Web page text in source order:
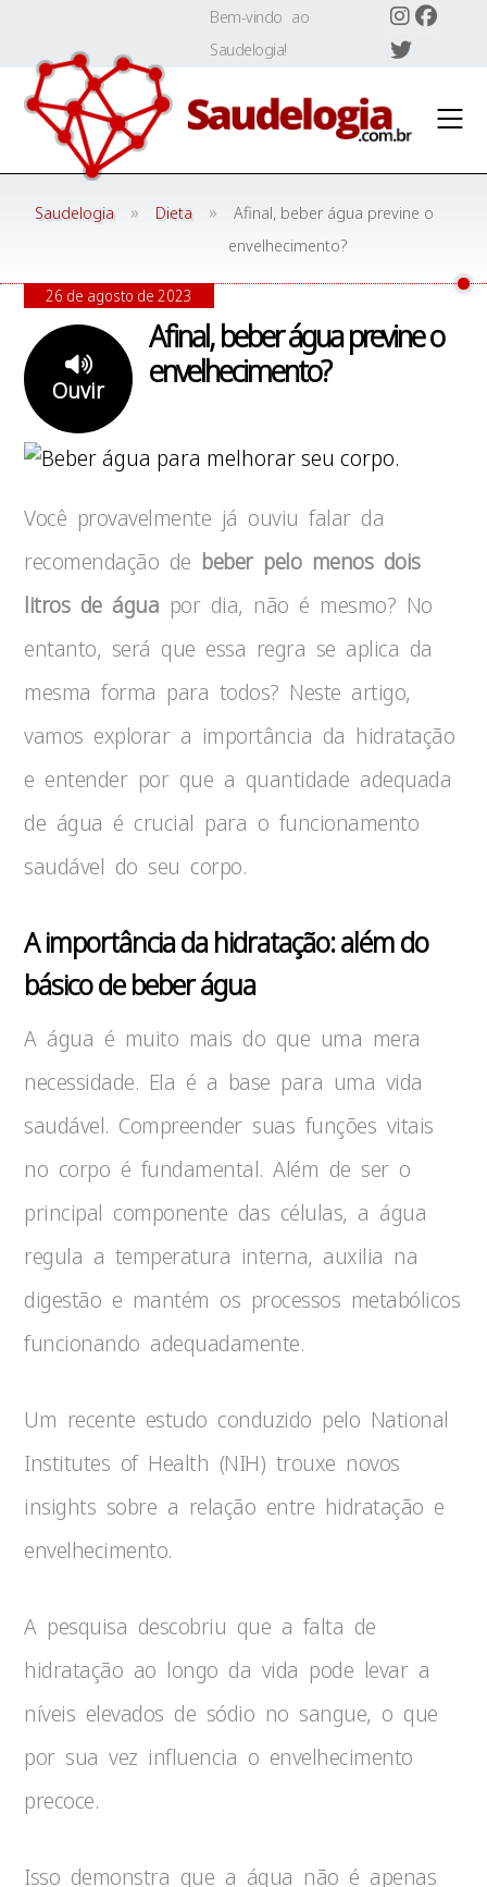
content
Bem-vindo ao
Saudelogia!
Saudelogia » Dieta »
Afinal, beber água previne o
envelhecimento?
Afinal, beber água previne o
envelhecimento?
Ouvir
26 de agosto de 2023
Você provavelmente já ouviu falar da
recomendação de beber pelo menos dois
litros de água por dia, não é mesmo? No
entanto, será que essa regra se aplica da
mesma forma para todos? Neste artigo,
vamos explorar a importância da hidratação
e entender por que a quantidade adequada
de água é crucial para o funcionamento
saudável do seu corpo.
A importância da hidratação: além do
básico de beber água
A água é muito mais do que uma mera
necessidade. Ela é a base para uma vida
saudável. Compreender suas funções vitais
no corpo é fundamental. Além de ser o
principal componente das células, a água
regula a temperatura interna, auxilia na
digestão e mantém os processos metabólicos
funcionando adequadamente.
Um recente estudo conduzido pelo National
Institutes of Health (NIH) trouxe novos
insights sobre a relação entre hidratação e
envelhecimento.
A pesquisa descobriu que a falta de
hidratação ao longo da vida pode levar a
níveis elevados de sódio no sangue, o que
por sua vez influencia o envelhecimento
precoce.
Isso demonstra que a água não é apenas